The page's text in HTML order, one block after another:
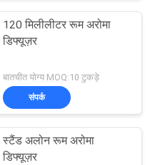
120 मिलीलीटर रूम अरोमा
डिफ्यूज़र
बातचीत योग्य MOQ:10 टुकड़े
संपर्क
स्टैंड अलोन रूम अरोमा
डिफ्यूज़र